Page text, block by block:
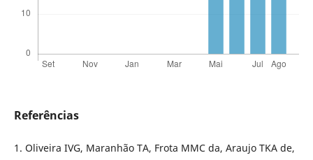
Referências
1. Oliveira IVG, Maranhão TA, Frota MMC da, Araujo TKA de,